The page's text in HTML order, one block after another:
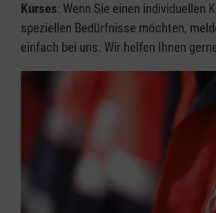
Kurses: Wenn Sie einen individuellen
speziellen Bedürfnisse möchten,
einfach bei uns. Wir helfen Ihnen